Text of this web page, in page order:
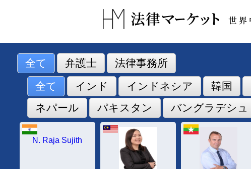
全て 弁護士
法律事務所
全て
インド インドネシア 韓国
ネパール
パキスタン バングラデシュ
N. Raja Sujith